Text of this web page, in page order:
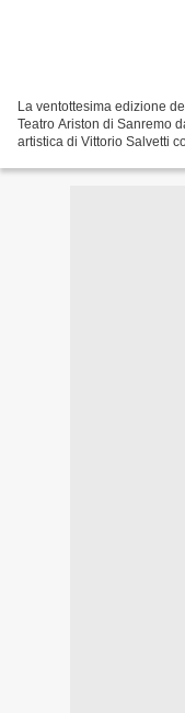
La ventottesima edizione
Teatro Ariston di Sanremo
artistica di Vittorio Salvetti